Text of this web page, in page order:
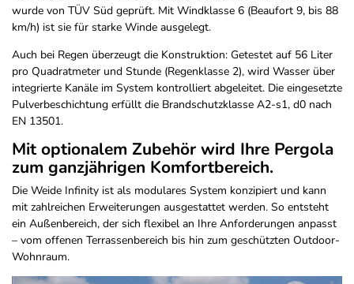
wurde von TÜV Süd geprüft. Mit Windklasse 6 (Beaufort 9, bis 88
km/h) ist sie für starke Winde ausgelegt.
Auch bei Regen überzeugt die Konstruktion: Getestet auf 56 Liter
pro Quadratmeter und Stunde (Regenklasse 2), wird Wasser über
integrierte Kanäle im System kontrolliert abgeleitet. Die eingesetzte
Pulverbeschichtung erfüllt die Brandschutzklasse A2-s1, d0 nach
EN 13501.
Mit optionalem Zubehör wird Ihre Pergola
zum ganzjährigen Komfortbereich.
Die Weide Infinity ist als modulares System konzipiert und kann
mit zahlreichen Erweiterungen ausgestattet werden. So entsteht
ein Außenbereich, der sich flexibel an Ihre Anforderungen anpasst
– vom offenen Terrassenbereich bis hin zum geschützten Outdoor-
Wohnraum.